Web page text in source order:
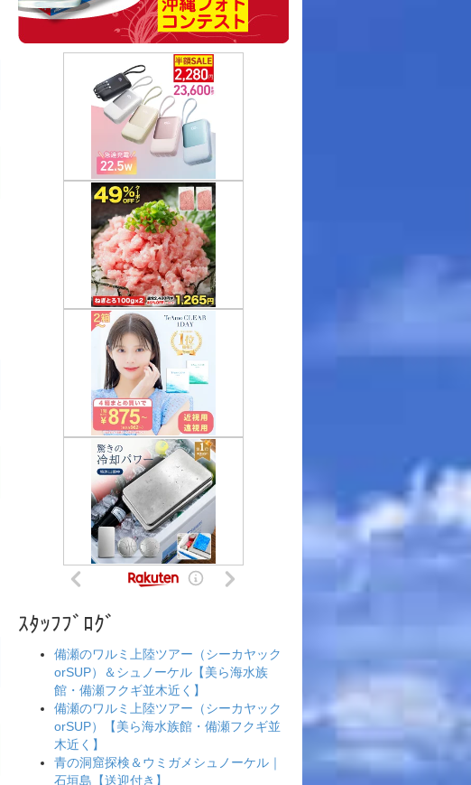
ｽﾀｯﾌﾌﾞﾛｸﾞ
備瀬のワルミ上陸ツアー（シーカヤック
orSUP）＆シュノーケル【美ら海水族
館・備瀬フクギ並木近く】
備瀬のワルミ上陸ツアー（シーカヤック
orSUP）【美ら海水族館・備瀬フクギ並
木近く】
青の洞窟探検＆ウミガメシュノーケル｜
石垣島【送迎付き】